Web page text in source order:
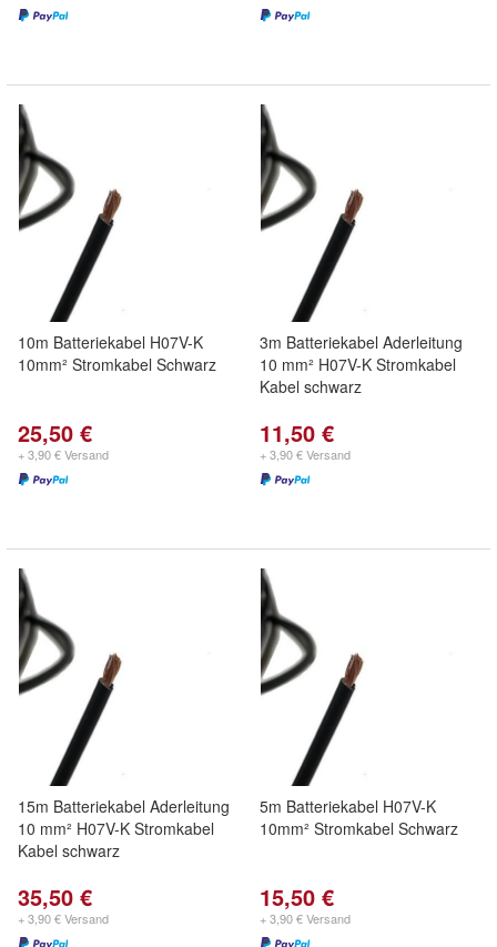
10m Batteriekabel H07V-K
10mm² Stromkabel Schwarz
25,50 €
+ 3,90 € Versand
3m Batteriekabel Aderleitung
10 mm² H07V-K Stromkabel
Kabel schwarz
11,50 €
+ 3,90 € Versand
15m Batteriekabel Aderleitung
10 mm² H07V-K Stromkabel
Kabel schwarz
35,50 €
+ 3,90 € Versand
5m Batteriekabel H07V-K
10mm² Stromkabel Schwarz
15,50 €
+ 3,90 € Versand